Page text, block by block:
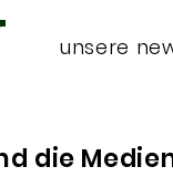
unsere
die